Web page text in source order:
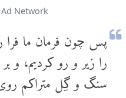
Network
پس چون فرمان ما
را زیر و رو کردیم،
سنگ و گِل متراکم